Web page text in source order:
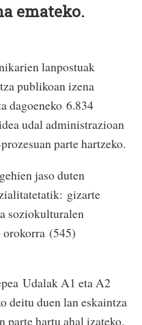
emateko.
lanpostuak
publikoan izena
dagoeneko 6.834
udal administrazioan
parte hartzeko.
jaso duten
gizarte
soziokulturalen
(545)
Udalak A1 eta A2
deitu duen lan eskaintza
parte hartu ahal izateko.